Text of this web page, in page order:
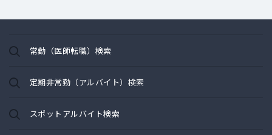
常勤（医師転職）検索
定期非常勤（アルバイト）検索
スポットアルバイト検索